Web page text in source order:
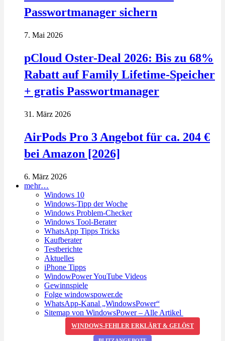
Passwortmanager sichern
7. Mai 2026
pCloud Oster-Deal 2026: Bis zu 68%
Rabatt auf Family Lifetime-Speicher
+ gratis Passwortmanager
31. März 2026
AirPods Pro 3 Angebot für ca. 204 €
bei Amazon [2026]
6. März 2026
mehr…
Windows 10
Windows-Tipp der Woche
Windows Problem-Checker
Windows Tool-Berater
WhatsApp Tipps Tricks
Kaufberater
Testberichte
Aktuelles
iPhone Tipps
WindowPower YouTube Videos
Gewinnspiele
Folge windowspower.de
WhatsApp-Kanal „WindowsPower“
Sitemap von WindowsPower – Alle Artikel
WINDOWS-FEHLER ERKLÄRT & GELÖST